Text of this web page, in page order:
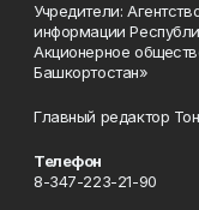
Учредители:
информации
Акционерное
Башкортостан»
Главный редактор
Телефон
8-347-223-21-90